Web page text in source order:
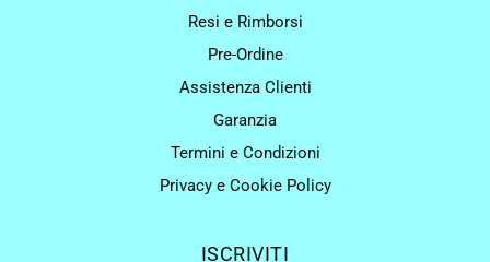
Resi e Rimborsi
Pre-Ordine
Assistenza Clienti
Garanzia
Termini e Condizioni
Privacy e Cookie Policy
ISCRIVITI